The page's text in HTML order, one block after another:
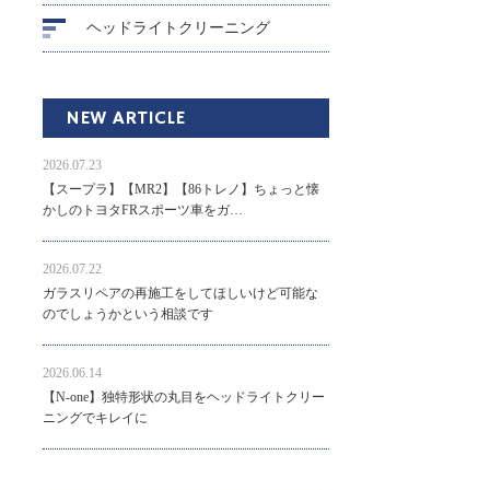
ヘッドライトクリーニング
NEW ARTICLE
2026.07.23
【スープラ】【MR2】【86トレノ】ちょっと懐
かしのトヨタFRスポーツ車をガ…
2026.07.22
ガラスリペアの再施工をしてほしいけど可能な
のでしょうかという相談です
2026.06.14
【N-one】独特形状の丸目をヘッドライトクリー
ニングでキレイに